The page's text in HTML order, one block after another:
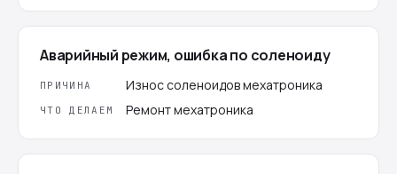
Аварийный режим, ошибка по соленоиду
ПРИЧИНА Износ соленоидов мехатроника
ЧТО ДЕЛАЕМ Ремонт мехатроника